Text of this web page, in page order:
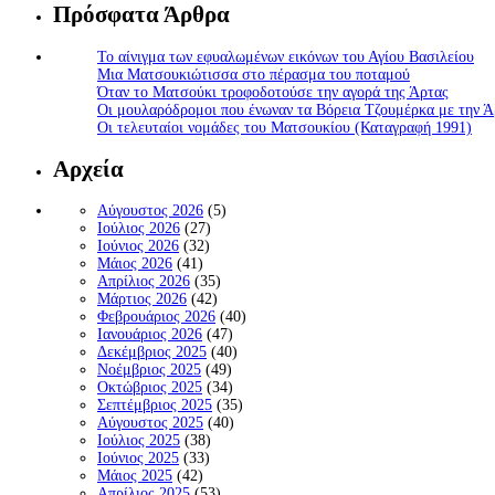
Πρόσφατα Άρθρα
Το αίνιγμα των εφυαλωμένων εικόνων του Αγίου Βασιλείου
Μια Ματσουκιώτισσα στο πέρασμα του ποταμού
Όταν το Ματσούκι τροφοδοτούσε την αγορά της Άρτας
Οι μουλαρόδρομοι που ένωναν τα Βόρεια Τζουμέρκα με την
Οι τελευταίοι νομάδες του Ματσουκίου (Καταγραφή 1991)
Αρχεία
Αύγουστος 2026 (5)
Ιούλιος 2026 (27)
Ιούνιος 2026 (32)
Μάιος 2026 (41)
Απρίλιος 2026 (35)
Μάρτιος 2026 (42)
Φεβρουάριος 2026 (40)
Ιανουάριος 2026 (47)
Δεκέμβριος 2025 (40)
Νοέμβριος 2025 (49)
Οκτώβριος 2025 (34)
Σεπτέμβριος 2025 (35)
Αύγουστος 2025 (40)
Ιούλιος 2025 (38)
Ιούνιος 2025 (33)
Μάιος 2025 (42)